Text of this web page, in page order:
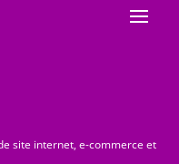
site internet, e-commerce et